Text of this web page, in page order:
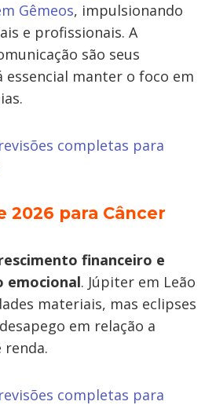
Gêmeos, impulsionando
e profissionais. A
são seus
essencial manter o foco em
completas para
2026 para Câncer
financeiro e
emocional. Júpiter em Leão
materiais, mas eclipses
em relação a
completas para